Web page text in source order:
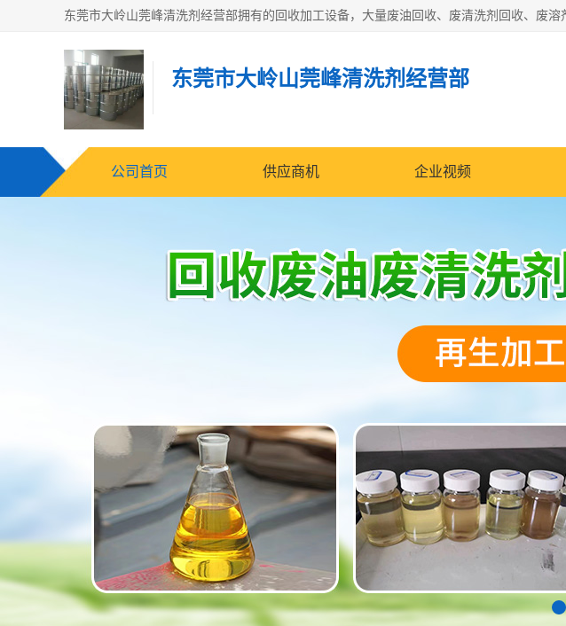
东莞市大岭山莞峰清洗剂经营部
公司首页 供应商机 企业视频